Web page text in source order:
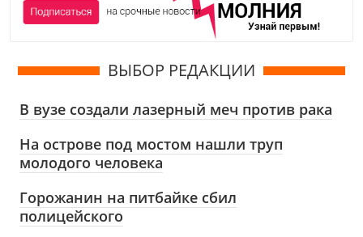
ВЫБОР РЕДАКЦИИ
В вузе создали лазерный меч против рака
На острове под мостом нашли труп
молодого человека
Горожанин на питбайке сбил
полицейского